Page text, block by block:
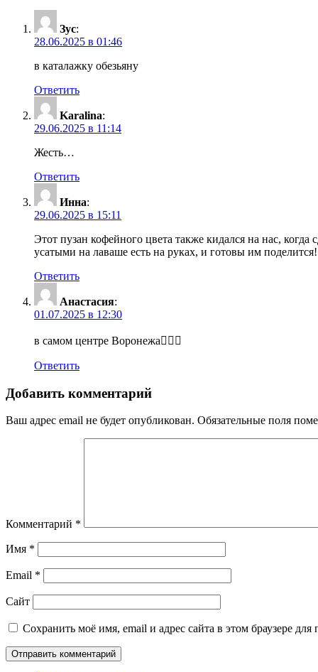
Зус:
28.06.2025 в 01:46
в каталажку обезьяну
Ответить
Karalina:
29.06.2025 в 11:14
Жесть…
Ответить
Инна:
29.06.2025 в 15:11
Этот пузан кофейного цвета также кидался на нас, когда
усатыми на лаваше есть на руках, и готовы им поделится!
Ответить
Анастасия:
01.07.2025 в 12:30
в самом центре Воронежа🤦🏼‍♀️
Ответить
Добавить комментарий
Ваш адрес email не будет опубликован. Обязательные поля
Комментарий *
Имя *
Email *
Сайт
Сохранить моё имя, email и адрес сайта в этом браузере